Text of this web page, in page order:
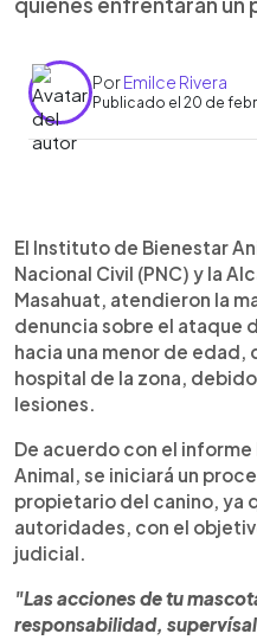
PorEmilce Rivera
Publicado el 20 de
► Escuchar artículo
El Instituto de Bienestar
Nacional Civil (PNC) y la
Masahuat, atendieron la
denuncia sobre el ataque
hacia una menor de edad,
hospital de la zona,
lesiones.
De acuerdo con el
Animal, se iniciará un
propietario del canino, ya
autoridades, con el
judicial.
"Las acciones de tu
responsabilidad,